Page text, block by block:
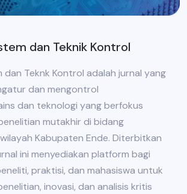
dan Teknik Kontrol
dan Teknk Kontrol adalah jurnal yang
dan mengontrol
dan teknologi yang berfokus
mutakhir di bidang
Kabupaten Ende. Diterbitkan
ini menyediakan platform bagi
praktisi, dan mahasiswa untuk
inovasi, dan analisis kritis